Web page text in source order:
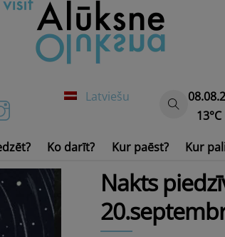
Latviešu
13°C
Ko darīt? Kur paēst? Kur
Nakts